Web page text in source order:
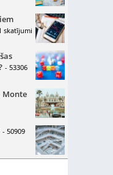
skatījumi
- 53306
Monte
- 50909